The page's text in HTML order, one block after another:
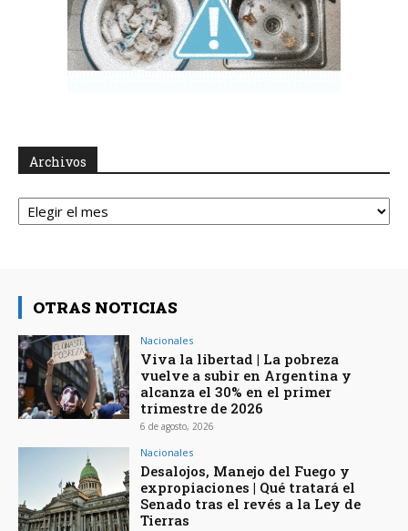
Archivos
Archivos
OTRAS NOTICIAS
Nacionales
Viva la libertad | La pobreza
vuelve a subir en Argentina y
alcanza el 30% en el primer
trimestre de 2026
6 de agosto, 2026
Nacionales
Desalojos, Manejo del Fuego y
expropiaciones | Qué tratará el
Senado tras el revés a la Ley de
Tierras